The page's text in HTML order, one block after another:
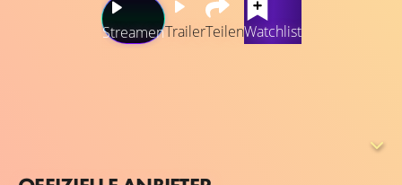
StreamenTrailerTeilenWatchlist
surrealistischen Kinos war, begann, sich von dieser